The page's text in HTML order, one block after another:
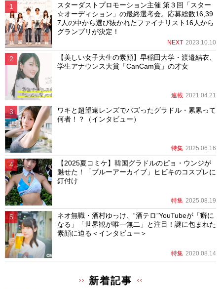
スターダストプロモーション主催 第３回「スター
☆オーディション」の最終選考会。応募総数16,39
7人の中から選び抜かれたファイナリスト16人から
グランプリが決定！
NEXT 2023.10.10
【美しい女子大生の素顔】早稲田大学・渡邉結衣、
学生アナウンス大賞「CanCam賞」の才女
連載 2021.04.21
ワキと超望遠レンズでバズったグラドル・累累って
何者！？（インタビュー）
特集 2025.06.16
【2025夏コミケ】韓国グラドルのピョ・ウンジが
魅せた！「ブルーアーカイブ」ヒビキのコスプレに
釘付け
特集 2025.08.19
ネオ無職・酒村ゆっけ、“酒テロ”YouTubeが「癖に
なる」「世界観が唯一無二」と注目！謎に包まれた
素顔に迫る＜インタビュー＞
特集 2020.08.14
新着記事